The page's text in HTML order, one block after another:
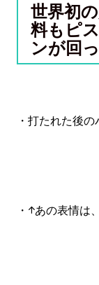
世界初
料もピ
ンが回
・打たれた後
・↑あの表情は